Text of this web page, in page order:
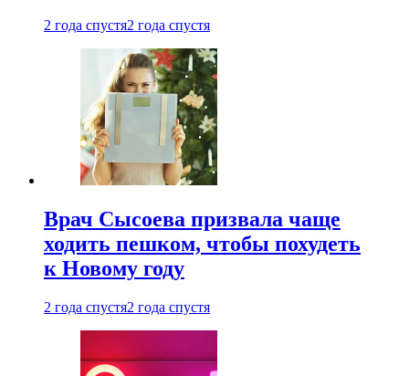
2 года спустя2 года спустя
Врач Сысоева призвала чаще
ходить пешком, чтобы похудеть
к Новому году
2 года спустя2 года спустя